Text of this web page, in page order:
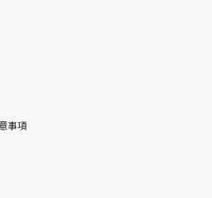
ー
[帰ってほしいの]
事項